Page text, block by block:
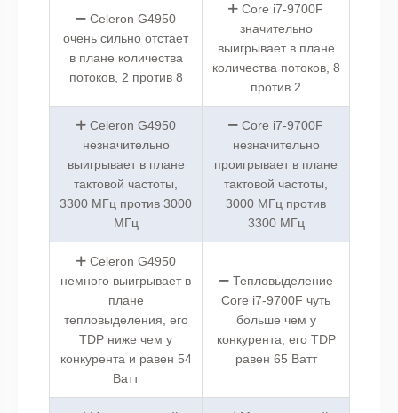
Celeron G4950
очень сильно отстает
в плане количества
потоков, 2 против 8
Core i7-9700F
значительно
выигрывает в плане
количества потоков, 8
против 2
Celeron G4950
незначительно
выигрывает в плане
тактовой частоты,
3300 МГц против 3000
МГц
Core i7-9700F
незначительно
проигрывает в плане
тактовой частоты,
3000 МГц против
3300 МГц
Celeron G4950
немного выигрывает в
плане
тепловыделения, его
TDP ниже чем у
конкурента и равен 54
Ватт
Тепловыделение
Core i7-9700F чуть
больше чем у
конкурента, его TDP
равен 65 Ватт